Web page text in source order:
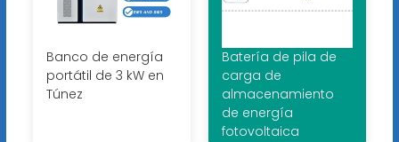
Banco de energía
portátil de 3 kW en
Túnez
Batería de pila de
carga de
almacenamiento
de energía
fotovoltaica